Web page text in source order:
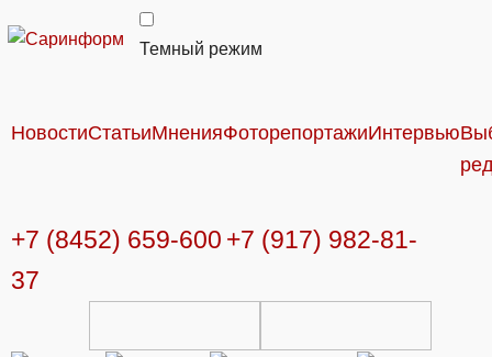
Темный режим
НовостиСтатьиМненияФоторепортажиИнтервью
+7 (8452) 659-600 +7 (917) 982-81-
37